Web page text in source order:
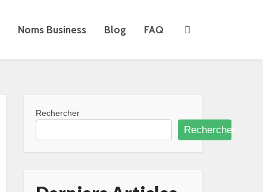
Noms Business Blog FAQ
Rechercher
Rechercher